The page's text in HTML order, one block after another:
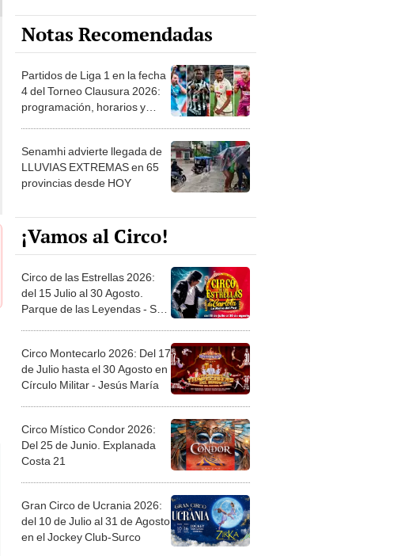
Notas Recomendadas
Partidos de Liga 1 en la fecha
4 del Torneo Clausura 2026:
programación, horarios y
Senamhi advierte llegada de
LLUVIAS EXTREMAS en 65
provincias desde HOY
¡Vamos al Circo!
Circo de las Estrellas 2026:
del 15 Julio al 30 Agosto.
Parque de las Leyendas - San
Circo Montecarlo 2026: Del 17
de Julio hasta el 30 Agosto en
Círculo Militar - Jesús María
Circo Místico Condor 2026:
Del 25 de Junio. Explanada
Costa 21
Gran Circo de Ucrania 2026:
del 10 de Julio al 31 de Agosto
en el Jockey Club-Surco